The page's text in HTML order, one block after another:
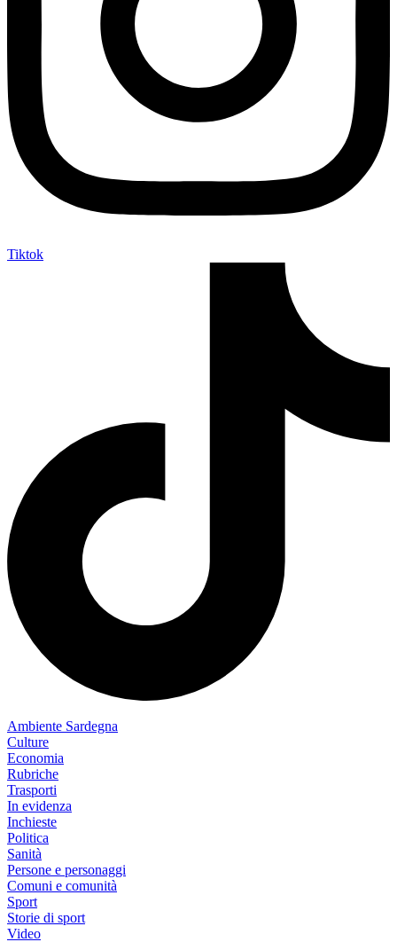
Tiktok
Ambiente Sardegna
Culture
Economia
Rubriche
Trasporti
In evidenza
Inchieste
Politica
Sanità
Persone e personaggi
Comuni e comunità
Sport
Storie di sport
Video